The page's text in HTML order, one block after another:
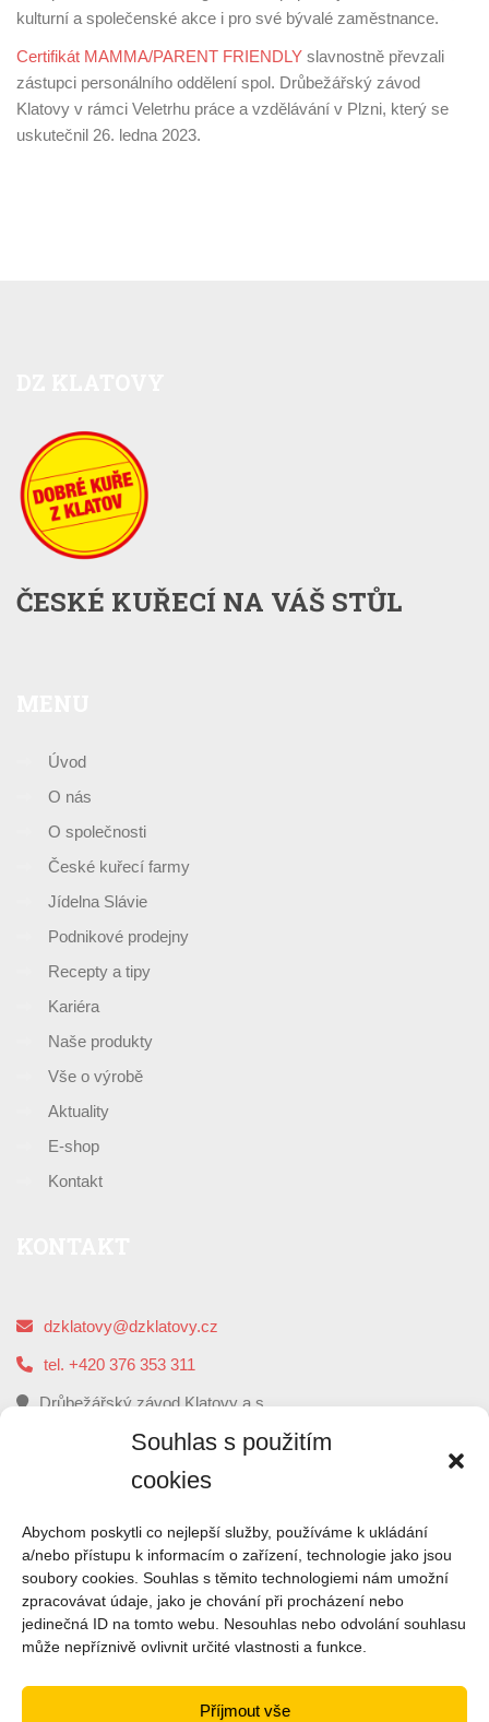
Souhlas s použitím
cookies
Abychom poskytli co nejlepší služby, používáme k ukládání
a/nebo přístupu k informacím o zařízení, technologie jako jsou
soubory cookies. Souhlas s těmito technologiemi nám umožní
zpracovávat údaje, jako je chování při procházení nebo
jedinečná ID na tomto webu. Nesouhlas nebo odvolání souhlasu
může nepříznivě ovlivnit určité vlastnosti a funkce.
Příjmout vše
kulturní a společenské akce i pro své bývalé zaměstnance.
Certifikát MAMMA/PARENT FRIENDLY slavnostně převzali
zástupci personálního oddělení spol. Drůbežářský závod
Klatovy v rámci Veletrhu práce a vzdělávání v Plzni, který se
uskutečnil 26. ledna 2023.
ČESKÉ KUŘECÍ NA VÁŠ STŮL
Úvod
O nás
O společnosti
České kuřecí farmy
Jídelna Slávie
Podnikové prodejny
Recepty a tipy
Kariéra
Naše produkty
Vše o výrobě
Aktuality
E-shop
Kontakt
dzklatovy@dzklatovy.cz
tel. +420 376 353 311
Drůbežářský závod Klatovy a.s.
5. května 112, 339 01 Klatovy
ONÁS
Drůbežářský závod Klatovy je druhým největším
zpracovatelem kuřecího masa a výrobce uzenin z kuřecího
masa v České republice.